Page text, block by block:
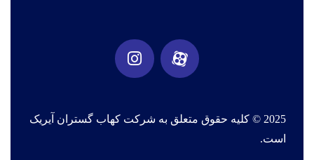
2025 © کلیه حقوق متعلق به شرکت کهاب گستران آیریک
است.